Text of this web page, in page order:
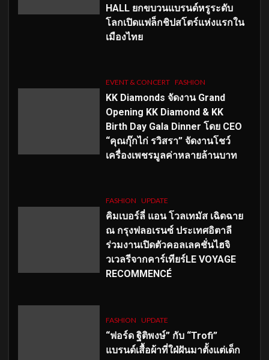
HALL ยกขบวนแบรนด์หรูระดับ
โลกเปิดแฟล็กชิปสโตร์แห่งแรกใน
เมืองไทย
EVENT & CONCERT FASHION
KK Diamonds จัดงาน Grand
Opening KK Diamond & KK
Birth Day Gala Dinner โดย CEO
“คุณกุ๊กไก่ รวิสรา” จัดงานโชว์
เครื่องเพชรมูลค่าหลายล้านบาท
FASHION UPDATE
คิมเบอร์ลี่ แอน โวลเทมัส เฉิดฉาย
ณ กรุงฟลอเรนซ์ ประเทศอิตาลี
ร่วมงานเปิดตัวคอลเลคชั่นไฮจิ
วเวลรีจากคาร์เทียร์LE VOYAGE
RECOMMENCÉ
FASHION UPDATE
“ฟอร์ด ฐิติพงษ์” กับ “Trofi”
แบรนด์เสื้อผ้าที่ใฝ่ฝันมาตั้งแต่เด็ก